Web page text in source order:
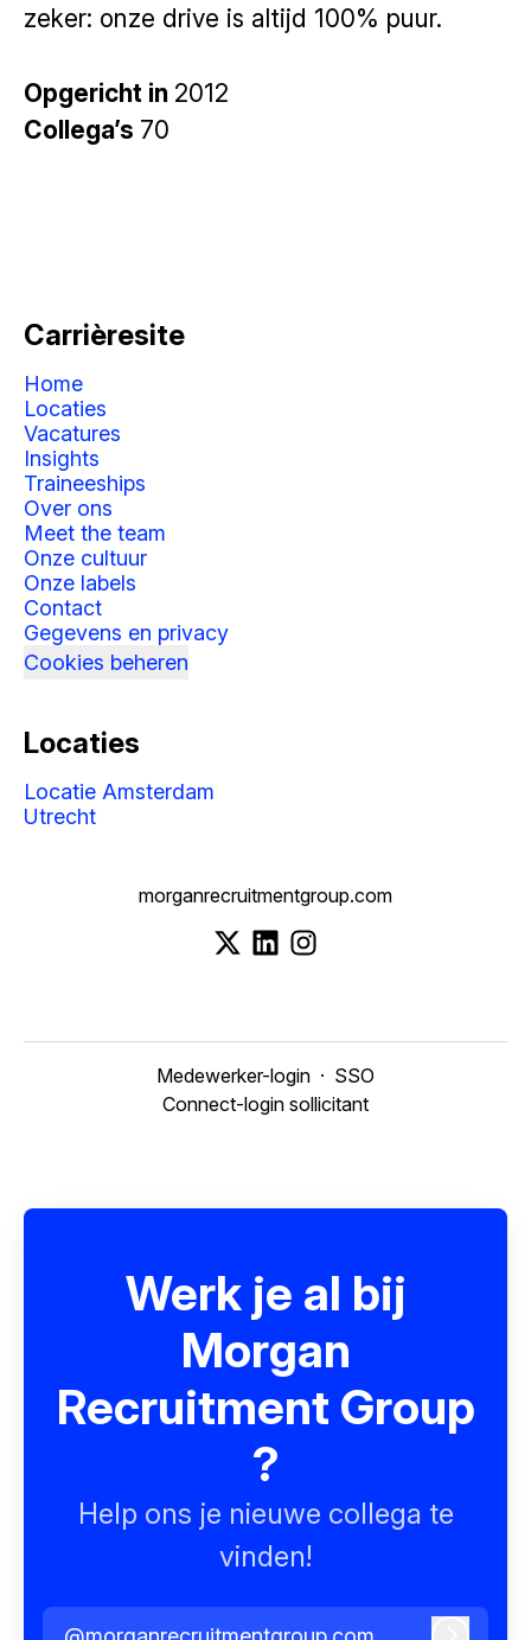
zeker: onze drive is altijd 100% puur.
Opgericht in 2012
Collega’s 70
Carrièresite
Home
Locaties
Vacatures
Insights
Traineeships
Over ons
Meet the team
Onze cultuur
Onze labels
Contact
Gegevens en privacy
Cookies beheren
Locaties
Locatie Amsterdam
Utrecht
morganrecruitmentgroup.com
Medewerker-login · SSO
Connect-login sollicitant
Werk je al bij
Morgan
Recruitment Group
?
Help ons je nieuwe collega te
vinden!